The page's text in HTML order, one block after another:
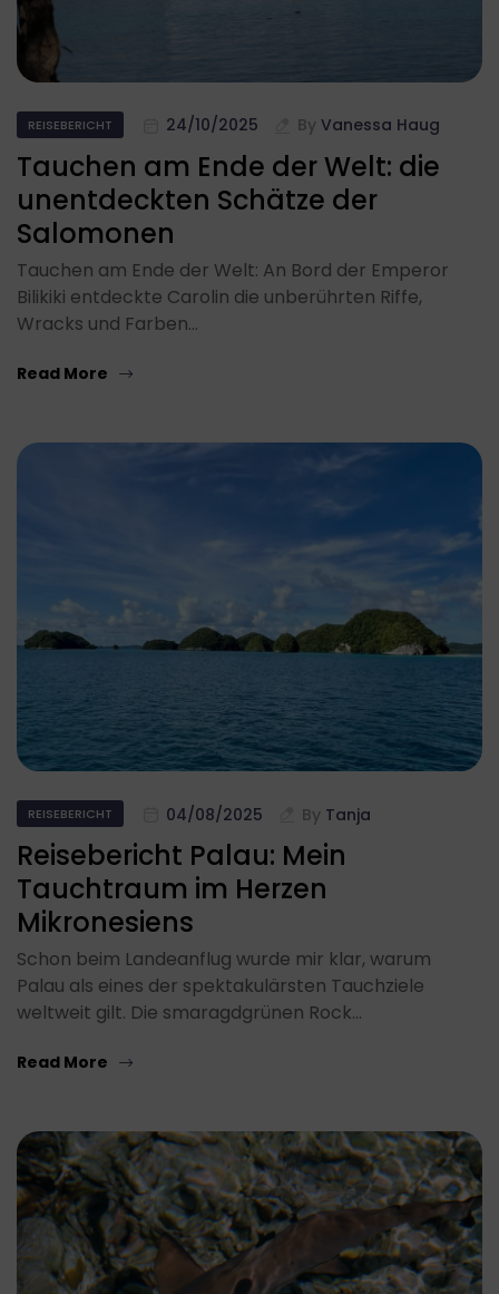
REISEBERICHT 24/10/2025 By Vanessa Haug
Tauchen am Ende der Welt: die
unentdeckten Schätze der
Salomonen
Tauchen am Ende der Welt: An Bord der Emperor
Bilikiki entdeckte Carolin die unberührten Riffe,
Wracks und Farben…
Read More
REISEBERICHT 04/08/2025 By Tanja
Reisebericht Palau: Mein
Tauchtraum im Herzen
Mikronesiens
Schon beim Landeanflug wurde mir klar, warum
Palau als eines der spektakulärsten Tauchziele
weltweit gilt. Die smaragdgrünen Rock…
Read More